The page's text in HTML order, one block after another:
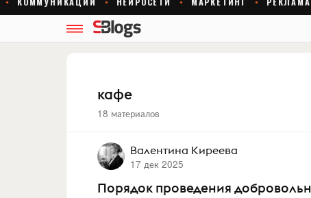
кафе
18 материалов
Валентина Киреева
17 дек 2025
Порядок проведения